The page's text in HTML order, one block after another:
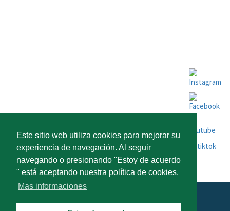
Este sitio web utiliza cookies para mejorar su
experiencia de navegación. Al seguir
navegando o presionando "Estoy de acuerdo
" está aceptando nuestra política de cookies.
Mas informaciones
INVERTIR EN ESPOSENDE